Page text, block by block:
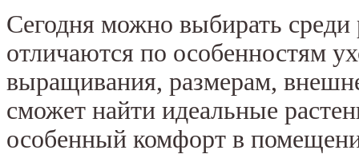
Сегодня можно выбирать
отличаются по особенностям
выращивания, размерам,
сможет найти идеальные
особенный комфорт в